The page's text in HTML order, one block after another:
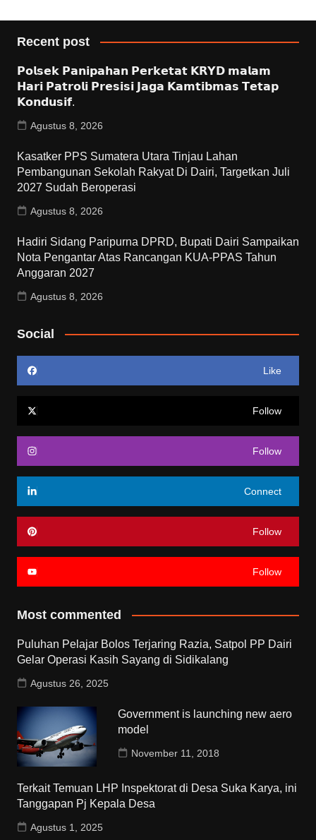
Recent post
𝗣𝗼𝗹𝘀𝗲𝗸 𝗣𝗮𝗻𝗶𝗽𝗮𝗵𝗮𝗻 𝗣𝗲𝗿𝗸𝗲𝘁𝗮𝘁 𝗞𝗥𝗬𝗗 𝗺𝗮𝗹𝗮𝗺
𝗛𝗮𝗿𝗶 𝗣𝗮𝘁𝗿𝗼𝗹𝗶 𝗣𝗿𝗲𝘀𝗶𝘀𝗶 𝗝𝗮𝗴𝗮 𝗞𝗮𝗺𝘁𝗶𝗯𝗺𝗮𝘀 𝗧𝗲𝘁𝗮𝗽
𝗞𝗼𝗻𝗱𝘂𝘀𝗶𝗳.
Agustus 8, 2026
Kasatker PPS Sumatera Utara Tinjau Lahan
Pembangunan Sekolah Rakyat Di Dairi, Targetkan Juli
2027 Sudah Beroperasi
Agustus 8, 2026
Hadiri Sidang Paripurna DPRD, Bupati Dairi Sampaikan
Nota Pengantar Atas Rancangan KUA-PPAS Tahun
Anggaran 2027
Agustus 8, 2026
Social
Like
Follow
Follow
Connect
Follow
Follow
Most commented
Puluhan Pelajar Bolos Terjaring Razia, Satpol PP Dairi
Gelar Operasi Kasih Sayang di Sidikalang
Agustus 26, 2025
Government is launching new aero
model
November 11, 2018
Terkait Temuan LHP Inspektorat di Desa Suka Karya, ini
Tanggapan Pj Kepala Desa
Agustus 1, 2025